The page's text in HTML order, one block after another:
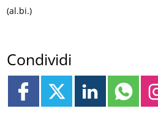
(al.bi.)
Condividi